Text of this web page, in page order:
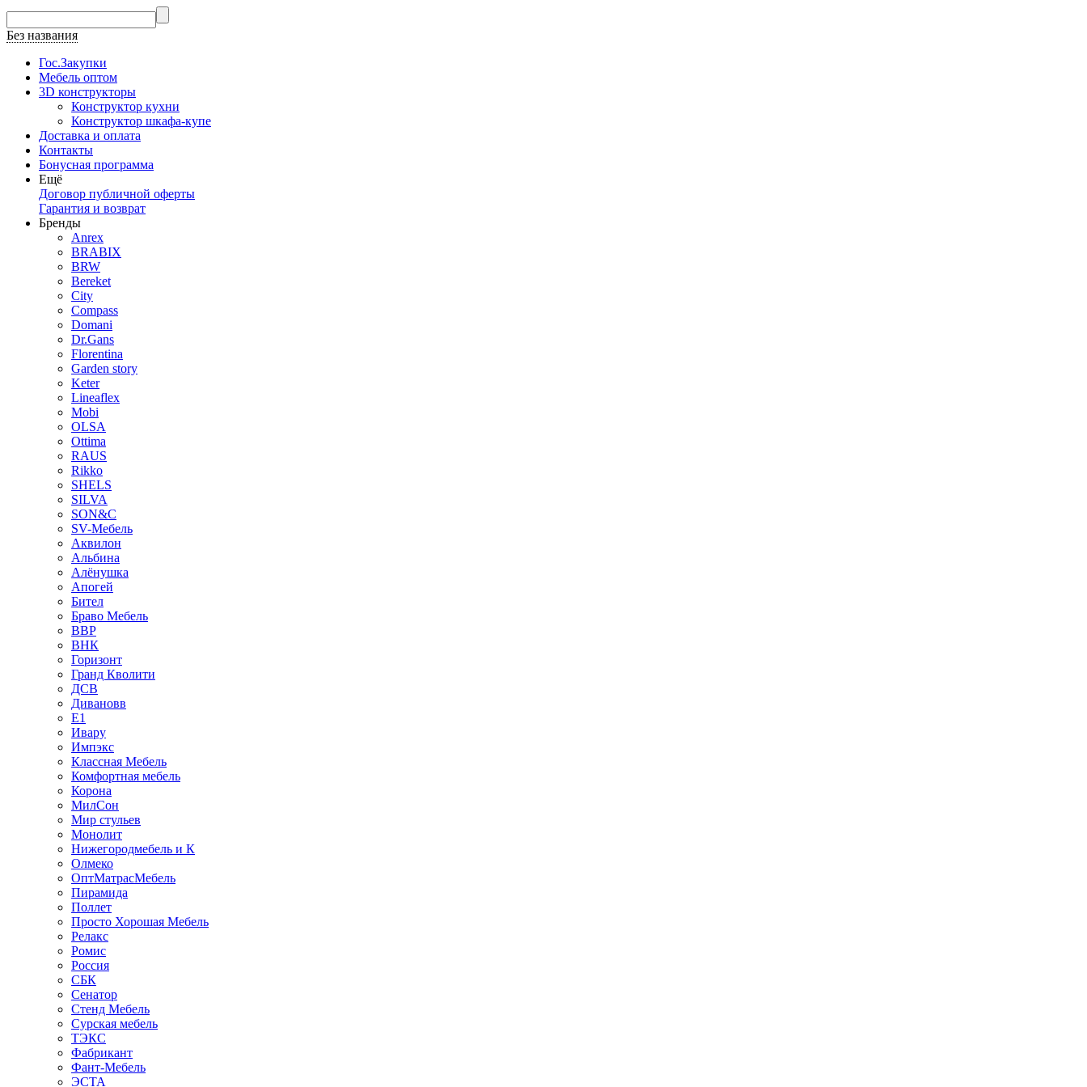
Без названия
Гос.Закупки
Мебель оптом
3D конструкторы
Конструктор кухни
Конструктор шкафа-купе
Доставка и оплата
Контакты
Бонусная программа
Ещё
Договор публичной оферты
Гарантия и возврат
Бренды
Anrex
BRABIX
BRW
Bereket
City
Compass
Domani
Dr.Gans
Florentina
Garden story
Keter
Lineaflex
Mobi
OLSA
Ottima
RAUS
Rikko
SHELS
SILVA
SON&C
SV-Мебель
Аквилон
Альбина
Алёнушка
Апогей
Бител
Браво Мебель
ВВР
ВНК
Горизонт
Гранд Кволити
ДСВ
Дивановв
Е1
Ивару
Импэкс
Классная Мебель
Комфортная мебель
Корона
МилСон
Мир стульев
Монолит
Нижегородмебель и К
Олмеко
ОптМатрасМебель
Пирамида
Поллет
Просто Хорошая Мебель
Релакс
Ромис
Россия
СБК
Сенатор
Стенд Мебель
Сурская мебель
ТЭКС
Фабрикант
Фант-Мебель
ЭСТА